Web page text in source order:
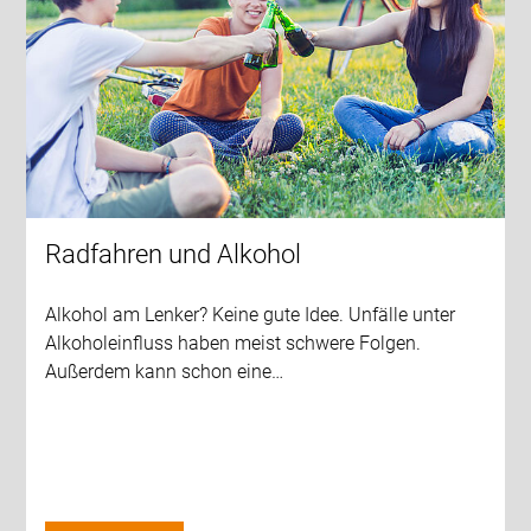
Radfahren und Alkohol
Alkohol am Lenker? Keine gute Idee. Unfälle unter
Alkoholeinfluss haben meist schwere Folgen.
Außerdem kann schon eine…